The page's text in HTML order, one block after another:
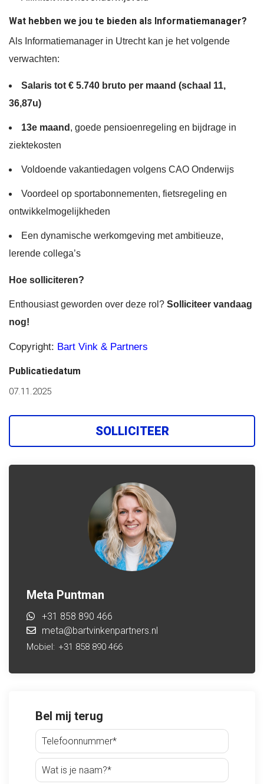
Wat hebben we jou te bieden als Informatiemanager?
Als Informatiemanager in Utrecht kan je het volgende
verwachten:
Salaris tot € 5.740 bruto per maand (schaal 11,
36,87u)
13e maand , goede pensioenregeling en bijdrage in
ziektekosten
Voldoende vakantiedagen volgens CAO Onderwijs
Voordeel op sportabonnementen, fietsregeling en
ontwikkelmogelijkheden
Een dynamische werkomgeving met ambitieuze,
lerende collega’s
Hoe solliciteren?
Enthousiast geworden over deze rol? Solliciteer vandaag
nog!
Copyright: Bart Vink & Partners
Publicatiedatum
07.11.2025
Meta Puntman
+31 858 890 466
meta@bartvinkenpartners.nl
Mobiel: +31 858 890 466
Bel mij terug